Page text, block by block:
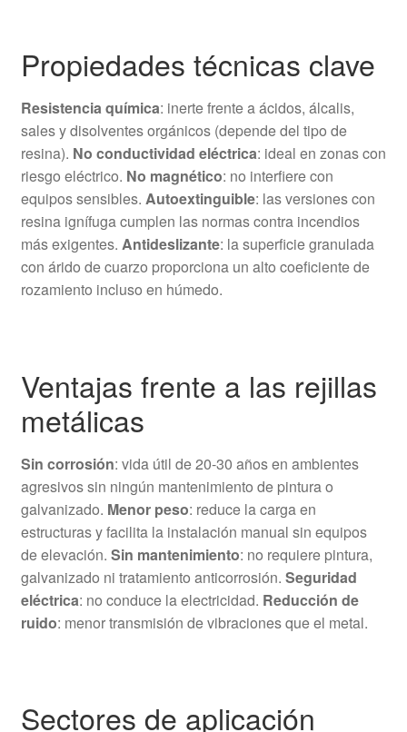
Propiedades técnicas clave
Resistencia química: inerte frente a ácidos, álcalis,
sales y disolventes orgánicos (depende del tipo de
resina). No conductividad eléctrica: ideal en zonas con
riesgo eléctrico. No magnético: no interfiere con
equipos sensibles. Autoextinguible: las versiones con
resina ignífuga cumplen las normas contra incendios
más exigentes. Antideslizante: la superficie granulada
con árido de cuarzo proporciona un alto coeficiente de
rozamiento incluso en húmedo.
Ventajas frente a las rejillas
metálicas
Sin corrosión: vida útil de 20-30 años en ambientes
agresivos sin ningún mantenimiento de pintura o
galvanizado. Menor peso: reduce la carga en
estructuras y facilita la instalación manual sin equipos
de elevación. Sin mantenimiento: no requiere pintura,
galvanizado ni tratamiento anticorrosión. Seguridad
eléctrica: no conduce la electricidad. Reducción de
ruido: menor transmisión de vibraciones que el metal.
Sectores de aplicación